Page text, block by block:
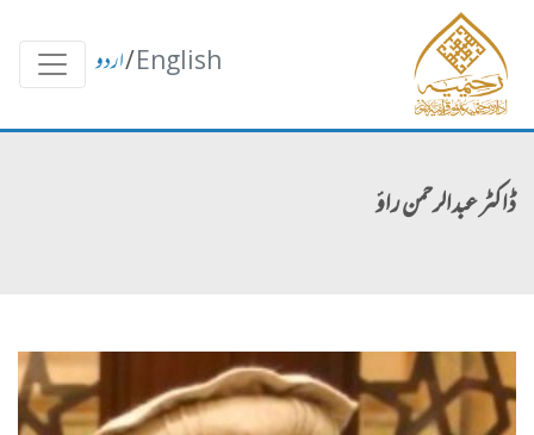
English
/اردو
ڈاکٹر عبدالرحمن راؤ